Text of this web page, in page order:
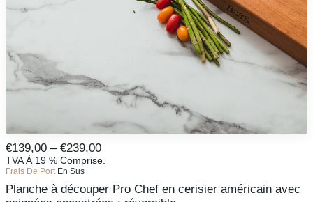
sur
du
produit
CHOISIR UNE VERSION
produit
existe
en
plusieurs
€139,00 – €239,00Fourchette
De
:
TVA À 19 % Comprise.
Frais De PortEn Sus
Planche à découper Pro Chef en cerisier américain avec